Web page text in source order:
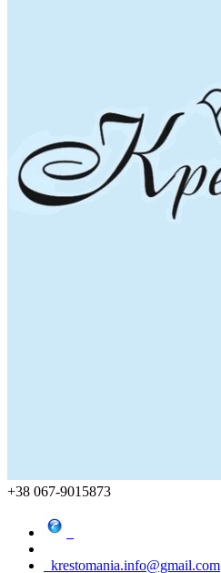
+38 067-9015873
krestomania.info@gmail.com